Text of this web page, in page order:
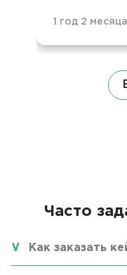
1 год 2
Часто
Как заказать